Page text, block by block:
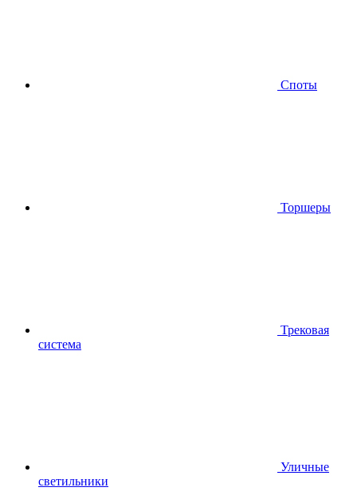
Споты
Торшеры
Трековая
система
Уличные
светильники